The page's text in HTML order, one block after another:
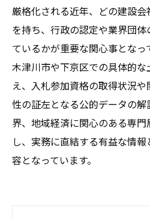
厳格化される近年、どの建設
を持ち、行政の認定や業界団
ているかが重要な関心事となっ
木津川市や下京区での具体的
え、入札参加資格の取得状況
性の証左となる公的データの
界、地域経済に関心のある専
し、実務に直結する有益な情
容となっています。